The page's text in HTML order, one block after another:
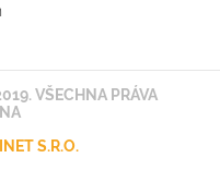
VŠECHNA PRÁVA
S.R.O.